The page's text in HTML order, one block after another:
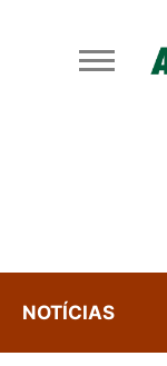
NOTÍCIAS